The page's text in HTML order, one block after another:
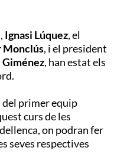
Ignasi Lúquez, el
Monclús, i el president
, han estat els
del primer equip
curs de les
on podran fer
seves respectives